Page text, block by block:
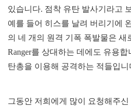
있습니다. 점착 유탄 발사기라고
예를 들어 히스를 날려 버리기에
의 네 개의 원격 기폭 폭발물은 새
Ranger를 상대하는 데에도 유용
탄총을 이용해 공격하는 적들입니
그동안 저희에게 많이 요청해주